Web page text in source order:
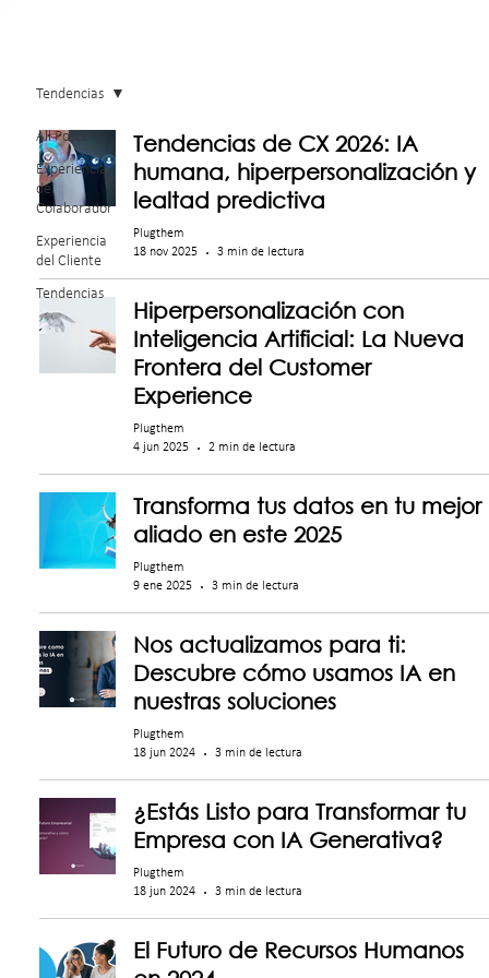
All Posts
Experiencia
del
Colaborador
Experiencia
del Cliente
Tendencias
Tendencias
Tendencias de CX 2026: IA
humana, hiperpersonalización y
lealtad predictiva
Plugthem
18 nov 2025
3 min de lectura
Hiperpersonalización con
Inteligencia Artificial: La Nueva
Frontera del Customer
Experience
Plugthem
4 jun 2025
2 min de lectura
Transforma tus datos en tu mejor
aliado en este 2025
Plugthem
9 ene 2025
3 min de lectura
Nos actualizamos para ti:
Descubre cómo usamos IA en
nuestras soluciones
Plugthem
18 jun 2024
3 min de lectura
¿Estás Listo para Transformar tu
Empresa con IA Generativa?
Plugthem
18 jun 2024
3 min de lectura
El Futuro de Recursos Humanos